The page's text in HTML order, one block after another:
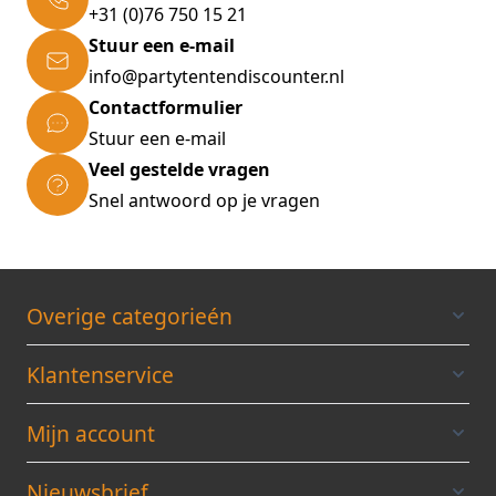
Stevige wielen
390 liter inhoud
Afmetingen:
Lengte: 120 cm
Breedte: 65 cm
Hoogte: 50 cm
+31 (0)76 750 15 21
Stuur een e-mail
info@partytentendiscounter.nl
Contactformulier
Stuur een e-mail
Veel gestelde vragen
Snel antwoord op je vragen
Overige categorieén
Klantenservice
Mijn account